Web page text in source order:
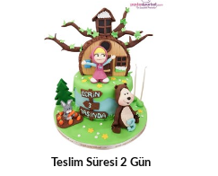
Teslim Süresi 2 Gün